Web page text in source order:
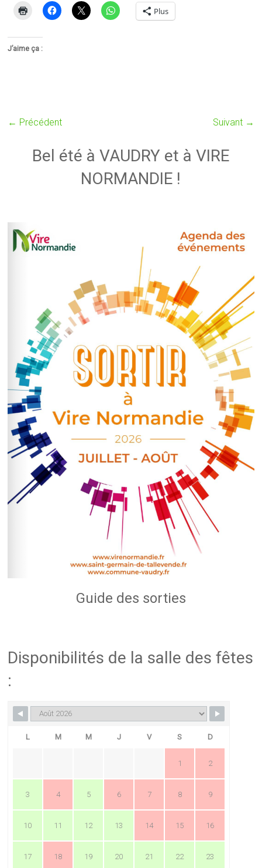
Plus
J’aime ça :
← Précédent Suivant →
Bel été à VAUDRY et à VIRE
NORMANDIE !
Guide des sorties
Disponibilités de la salle des fêtes
:
L M M J V S D
1 2
3 4 5 6 7 8 9
10 11 12 13 14 15 16
17 18 19 20 21 22 23